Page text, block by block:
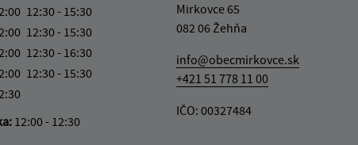
12:30 - 15:30
12:30 - 15:30
12:30 - 16:30
12:30 - 15:30
12:00 - 12:30
Mirkovce 65
082 06 Žehňa
info@obecmirkovce.sk
+421 51 778 11 00
IČO: 00327484